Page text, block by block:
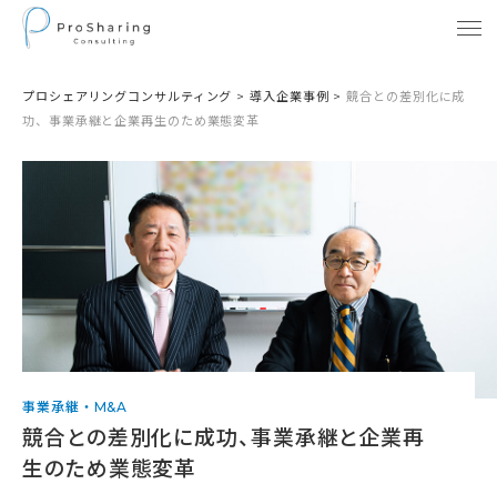
プロシェアリングコンサルティング >導入企業事例 >競合との差別化に成
功、事業承継と企業再生のため業態変革
事業承継・M&A
競合との差別化に成功、事業承継と企業再
生のため業態変革